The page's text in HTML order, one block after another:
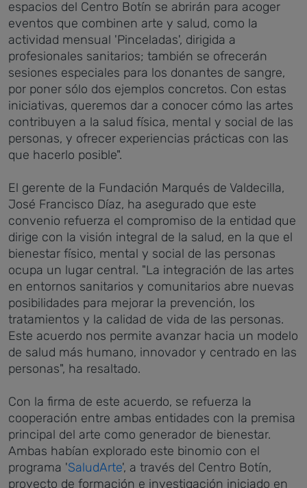
espacios del Centro Botín se abrirán para acoger
eventos que combinen arte y salud, como la
actividad mensual 'Pinceladas', dirigida a
profesionales sanitarios; también se ofrecerán
sesiones especiales para los donantes de sangre,
por poner sólo dos ejemplos concretos. Con estas
iniciativas, queremos dar a conocer cómo las artes
contribuyen a la salud física, mental y social de las
personas, y ofrecer experiencias prácticas con las
que hacerlo posible".
El gerente de la Fundación Marqués de Valdecilla,
José Francisco Díaz, ha asegurado que este
convenio refuerza el compromiso de la entidad que
dirige con la visión integral de la salud, en la que el
bienestar físico, mental y social de las personas
ocupa un lugar central. "La integración de las artes
en entornos sanitarios y comunitarios abre nuevas
posibilidades para mejorar la prevención, los
tratamientos y la calidad de vida de las personas.
Este acuerdo nos permite avanzar hacia un modelo
de salud más humano, innovador y centrado en las
personas", ha resaltado.
Con la firma de este acuerdo, se refuerza la
cooperación entre ambas entidades con la premisa
principal del arte como generador de bienestar.
Ambas habían explorado este binomio con el
programa 'SaludArte', a través del Centro Botín,
proyecto de formación e investigación iniciado en